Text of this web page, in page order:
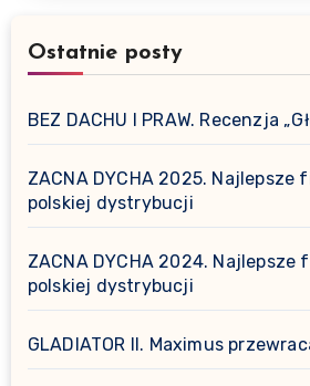
Ostatnie posty
BEZ DACHU I PRAW. Recenzja
ZACNA DYCHA 2025. Najlepsze
polskiej dystrybucji
ZACNA DYCHA 2024.
polskiej dystrybucji
GLADIATOR II. Maximus